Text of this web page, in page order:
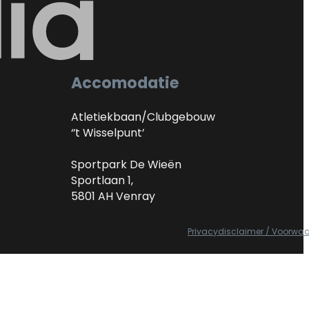
Accomodatie
Atletiekbaan/Clubgebouw
‘’t Wisselpunt’
Sportpark De Wieën
Sportlaan 1,
5801 AH Venray
Privacydisclaimer /